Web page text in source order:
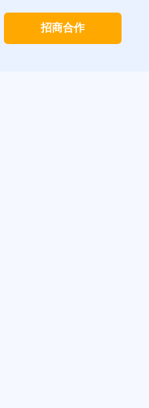
招商合作